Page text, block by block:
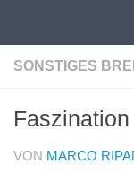
SONSTIGES
VON MARCO